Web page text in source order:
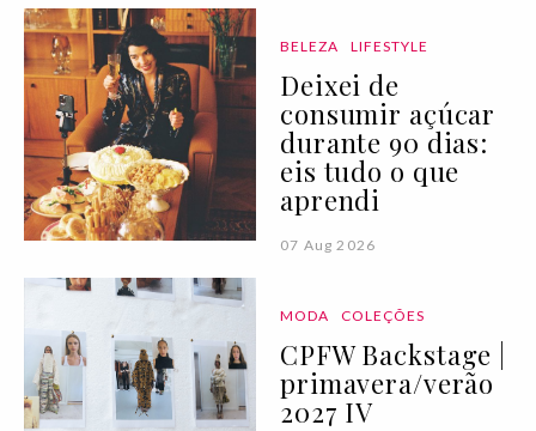
BELEZA LIFESTYLE
Deixei de
consumir açúcar
durante 90 dias:
eis tudo o que
aprendi
07 Aug 2026
MODA COLEÇÕES
CPFW Backstage |
primavera/verão
2027 IV